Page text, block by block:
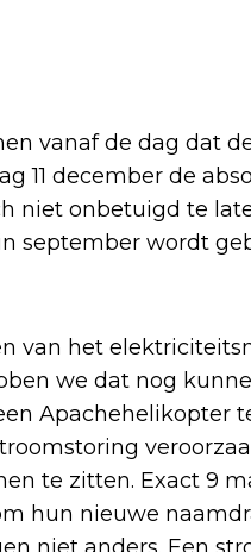
vanaf de dag dat
11 december de
onbetuigd te
september wordt
van het
we dat nog
Apachehelikopter
te zitten. Exact 9
hun nieuwe